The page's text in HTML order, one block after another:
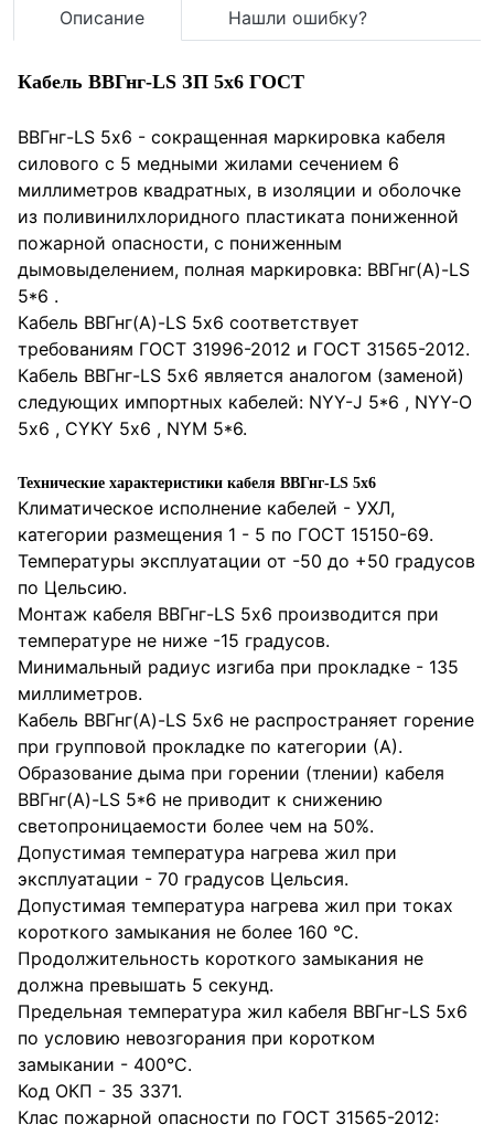
Описание Нашли ошибку?
Кабель ВВГнг-LS ЗП 5x6 ГОСТ
ВВГнг-LS 5х6 - сокращенная маркировка кабеля
силового с 5 медными жилами сечением 6
миллиметров квадратных, в изоляции и оболочке
из поливинилхлоридного пластиката пониженной
пожарной опасности, с пониженным
дымовыделением, полная маркировка: ВВГнг(А)-LS
5*6 .
Кабель ВВГнг(А)-LS 5х6 соответствует
требованиям ГОСТ 31996-2012 и ГОСТ 31565-2012.
Кабель ВВГнг-LS 5х6 является аналогом (заменой)
следующих импортных кабелей: NYY-J 5*6 , NYY-O
5х6 , CYKY 5х6 , NYM 5*6.
Технические характеристики кабеля ВВГнг-LS 5х6
Климатическое исполнение кабелей - УXЛ,
категории размещения 1 - 5 по ГОСТ 15150-69.
Температуры эксплуатации от -50 до +50 градусов
по Цельсию.
Монтаж кабеля ВВГнг-LS 5х6 производится при
температуре не ниже -15 градусов.
Минимальный радиус изгиба при прокладке - 135
миллиметров.
Кабель ВВГнг(А)-LS 5х6 не распространяет горение
при групповой прокладке по категории (А).
Образование дыма при горении (тлении) кабеля
ВВГнг(А)-LS 5*6 не приводит к снижению
светопроницаемости более чем на 50%.
Допустимая температура нагрева жил при
эксплуатации - 70 градусов Цельсия.
Допустимая температура нагрева жил при токах
короткого замыкания не более 160 °С.
Продолжительность короткого замыкания не
должна превышать 5 секунд.
Предельная температура жил кабеля ВВГнг-LS 5х6
по условию невозгорания при коротком
замыкании - 400°С.
Код ОКП - 35 3371.
Клас пожарной опасности по ГОСТ 31565-2012: